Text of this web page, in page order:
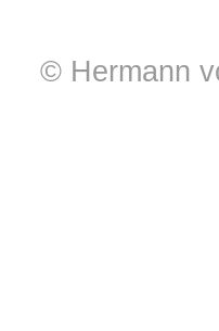
© Hermann